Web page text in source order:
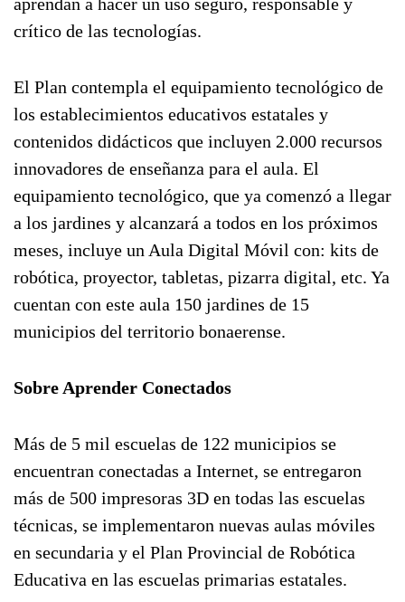
crítico de las tecnologías.
El Plan contempla el equipamiento tecnológico de
los establecimientos educativos estatales y
contenidos didácticos que incluyen 2.000 recursos
innovadores de enseñanza para el aula. El
equipamiento tecnológico, que ya comenzó a llegar
a los jardines y alcanzará a todos en los próximos
meses, incluye un Aula Digital Móvil con: kits de
robótica, proyector, tabletas, pizarra digital, etc. Ya
cuentan con este aula 150 jardines de 15
municipios del territorio bonaerense.
Sobre Aprender Conectados
Más de 5 mil escuelas de 122 municipios se
encuentran conectadas a Internet, se entregaron
más de 500 impresoras 3D en todas las escuelas
técnicas, se implementaron nuevas aulas móviles
en secundaria y el Plan Provincial de Robótica
Educativa en las escuelas primarias estatales.